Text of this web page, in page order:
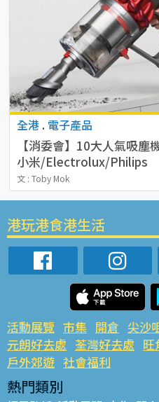
全港 . 電子產品
【消委會】10大人氣吸
小米/Electrolux/Philips
文 : Toby Mok
港玩港食港生活
活動展覽 市集 開倉 尖沙
元朗好去處 荃灣好去處 旺
戶外郊遊 社會福利
熱門類別